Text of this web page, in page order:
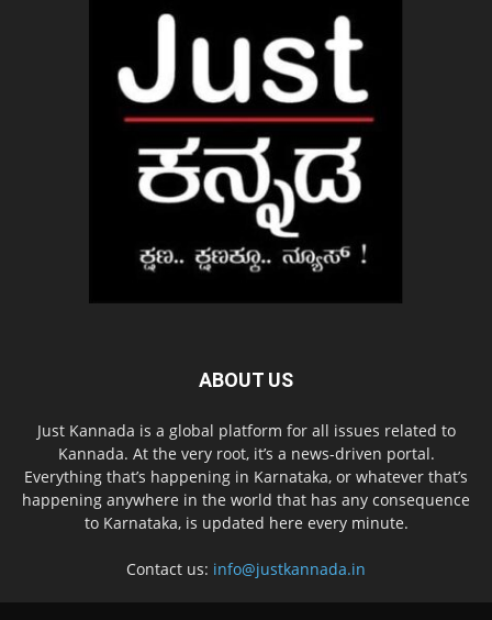
ABOUT US
Just Kannada is a global platform for all issues related to
Kannada. At the very root, it’s a news-driven portal.
Everything that’s happening in Karnataka, or whatever that’s
happening anywhere in the world that has any consequence
to Karnataka, is updated here every minute.
Contact us: info@justkannada.in